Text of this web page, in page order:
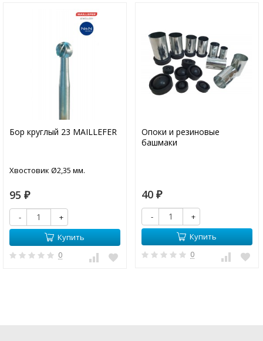
Бор круглый 23 MAILLEFER
Хвостовик Ø2,35 мм.
95 ₽
-
+
Купить
0
Опоки и резиновые
башмаки
40 ₽
-
+
Купить
0